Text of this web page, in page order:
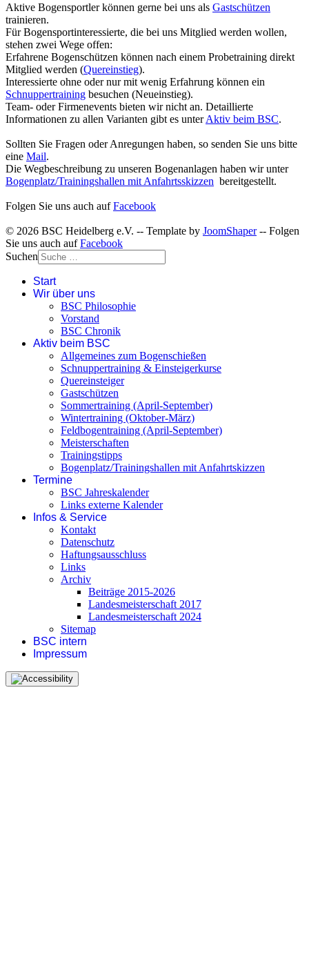
Aktive Bogensportler können gerne bei uns als Gastschützen
trainieren.
Für Bogensportinteressierte, die bei uns Mitglied werden wollen,
stehen zwei Wege offen:
Erfahrene Bogenschützen können nach einem Probetraining direkt
Mitglied werden (Quereinstieg).
Interessierte ohne oder nur mit wenig Erfahrung können ein
Schnuppertraining besuchen (Neueinstieg).
Team- oder Firmenevents bieten wir nicht an. Detaillierte
Informationen zu allen Varianten gibt es unterAktiv beim BSC.
Sollten Sie Fragen oder Anregungen haben, so senden Sie uns bitte
eine Mail.
Die Wegbeschreibung zu unseren Bogenanlagen haben wir unter
Bogenplatz/Trainingshallen mit Anfahrtsskizzen bereitgestellt.
Folgen Sie uns auch aufFacebook
© 2026 BSC Heidelberg e.V. -- Template by JoomShaper-- Folgen
Sie uns auch aufFacebook
Suchen
Start
Wir über uns
BSC Philosophie
Vorstand
BSC Chronik
Aktiv beim BSC
Allgemeines zum Bogenschießen
Schnuppertraining & Einsteigerkurse
Quereinsteiger
Gastschützen
Sommertraining (April-September)
Wintertraining (Oktober-März)
Feldbogentraining (April-September)
Meisterschaften
Trainingstipps
Bogenplatz/Trainingshallen mit Anfahrtskizzen
Termine
BSC Jahreskalender
Links externe Kalender
Infos & Service
Kontakt
Datenschutz
Haftungsausschluss
Links
Archiv
Beiträge 2015-2026
Landesmeisterschaft 2017
Landesmeisterschaft 2024
Sitemap
BSC intern
Impressum